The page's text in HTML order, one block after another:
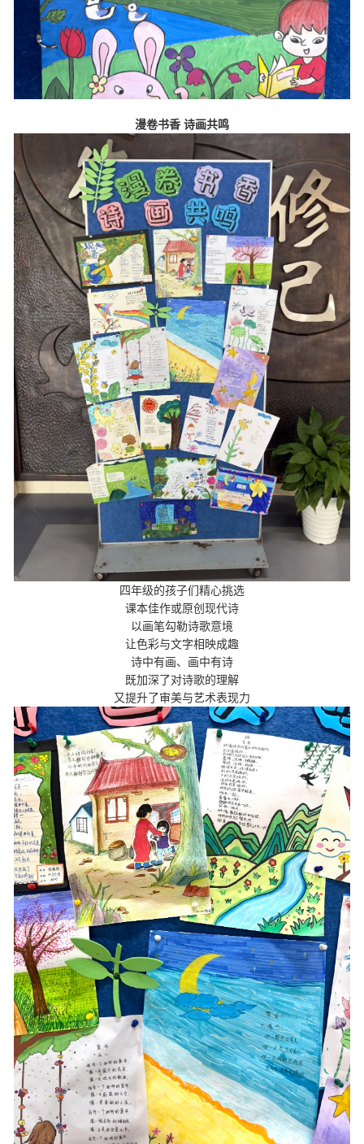
漫卷书香 诗画共鸣
四年级的孩子们精心挑选
课本佳作或原创现代诗
以画笔勾勒诗歌意境
让色彩与文字相映成趣
诗中有画、画中有诗
既加深了对诗歌的理解
又提升了审美与艺术表现力